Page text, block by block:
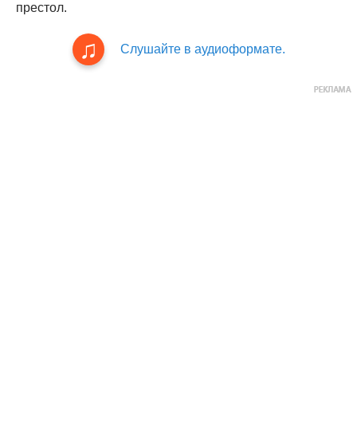
престол.
Слушайте в аудиоформате.